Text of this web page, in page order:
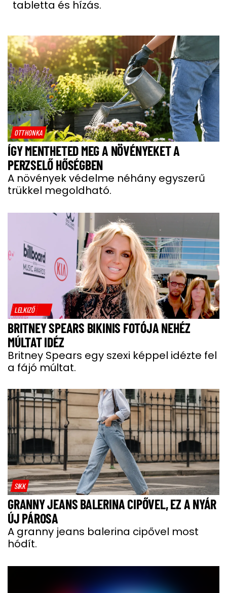
tabletta és hízás.
OTTHONKA
ÍGY MENTHETED MEG A NÖVÉNYEKET A
PERZSELŐ HŐSÉGBEN
A növények védelme néhány egyszerű
trükkel megoldható.
LELKIZŐ
BRITNEY SPEARS BIKINIS FOTÓJA NEHÉZ
MÚLTAT IDÉZ
Britney Spears egy szexi képpel idézte fel
a fájó múltat.
SIKK
GRANNY JEANS BALERINA CIPŐVEL, EZ A NYÁR
ÚJ PÁROSA
A granny jeans balerina cipővel most
hódít.